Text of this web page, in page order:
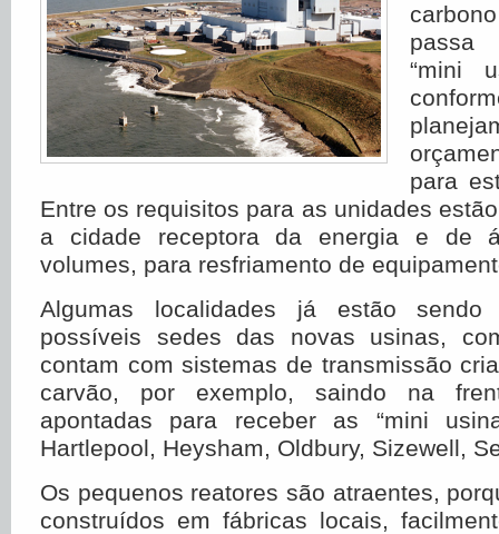
passa
“mini
para
Entre os requisitos para as unidades
a cidade receptora da energia e de
volumes, para resfriamento de
Algumas localidades já estão sendo
possíveis sedes das novas usinas,
contam com sistemas de transmissão
carvão, por exemplo, saindo na
apontadas para receber as “mini
Hartlepool, Heysham, Oldbury, Sizewell,
Os pequenos reatores são atraentes,
construídos em fábricas locais,